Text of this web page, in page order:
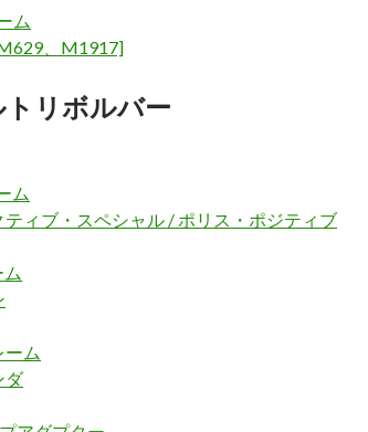
ム
、M1917]
リボルバー
ム
ティブ・スペシャル / ポリス・ポジティブ
ム
ダ